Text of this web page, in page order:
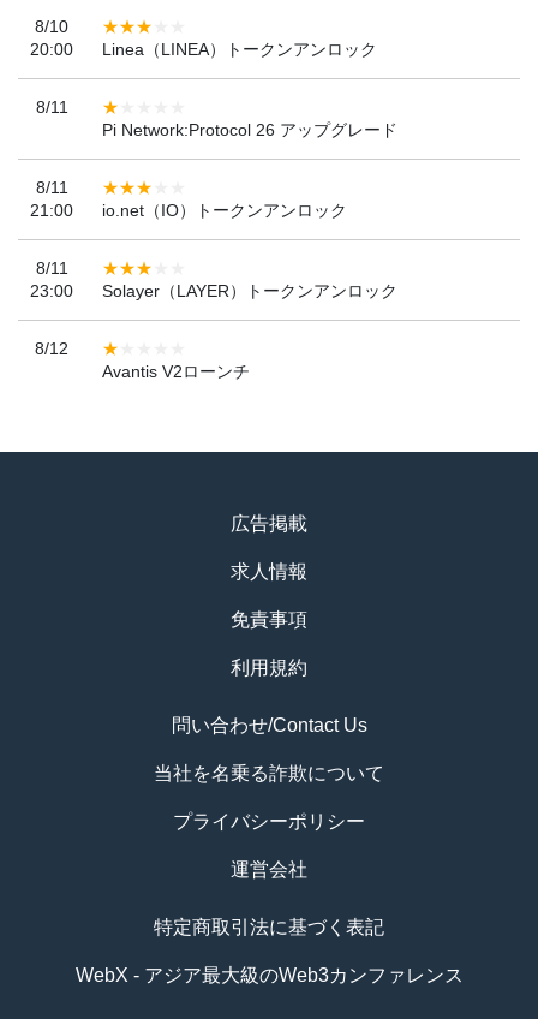
8/10
20:00
Linea（LINEA）トークンアンロック
8/11
Pi Network:Protocol 26 アップグレード
8/11
21:00
io.net（IO）トークンアンロック
8/11
23:00
Solayer（LAYER）トークンアンロック
8/12
Avantis V2ローンチ
広告掲載
求人情報
免責事項
利用規約
問い合わせ/Contact Us
当社を名乗る詐欺について
プライバシーポリシー
運営会社
特定商取引法に基づく表記
WebX - アジア最大級のWeb3カンファレンス